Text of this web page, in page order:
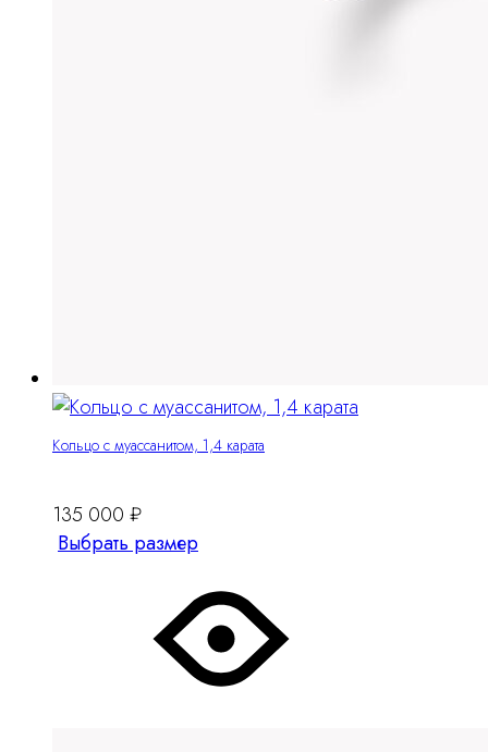
Кольцо c муассанитом, 1,4 карата
135 000 ₽
Выбрать размерЭтот
имеет
несколько
вариантов.
Опции